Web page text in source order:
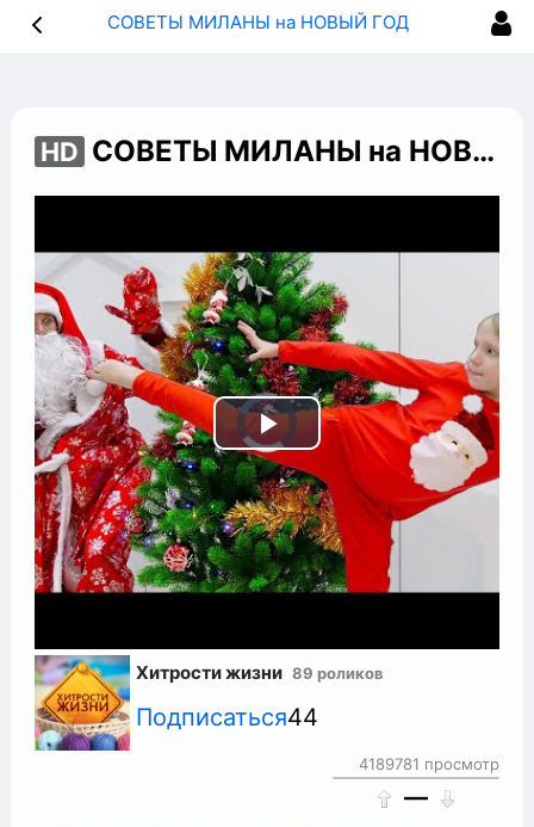
HD СОВЕТЫ МИЛАНЫ на НОВЫЙ ГОД! Как ПРАВИЛЬНО Подготовится к НОВОГОДНЕМУ Празднику
Play
Video
Хитрости жизни 89 роликов
Подписаться44
4189781 просмотр
—